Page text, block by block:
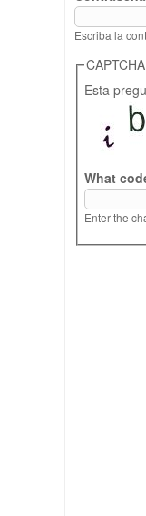
Escriba la
CAPTCHA
Esta
What
Enter the